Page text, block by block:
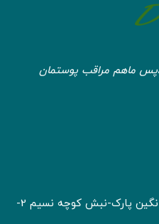
ماهم مراقب پوستمان
تبریز-ولیعصر-فلکه همافر-خیابان نگین پارک-نبش کوچه نسیم 2-